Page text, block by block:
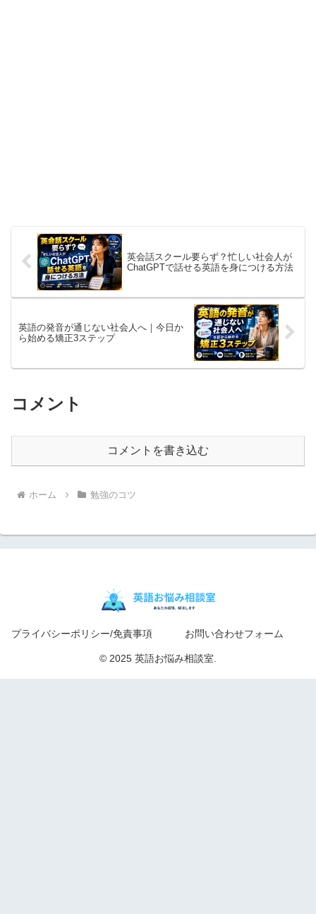
英会話スクール要らず？忙しい社会人が
ChatGPTで話せる英語を身につける方法
英語の発音が通じない社会人へ｜今日か
ら始める矯正3ステップ
コメント
コメントを書き込む
ホーム 勉強のコツ
プライバシーポリシー/免責事項 お問い合わせフォーム
© 2025 英語お悩み相談室.